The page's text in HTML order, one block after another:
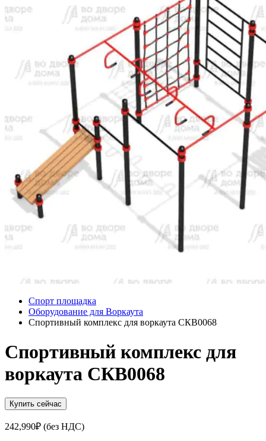
Спорт площадка
Оборудование для Воркаута
Спортивный комплекс для воркаута СКВ0068
Спортивный комплекс для
воркаута СКВ0068
Купить сейчас
242,990₽ (без НДС)